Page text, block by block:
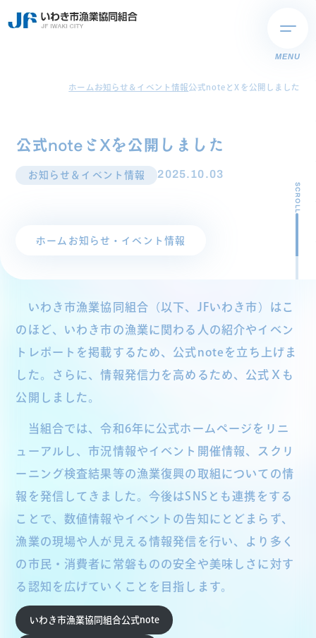
MENU
ホーム お知らせ＆イベント情報公式noteとXを公開しました
公式noteとXを公開しました
お知らせ＆イベント情報 2025.10.03
ホーム お知らせ・イベント情報
SCROLL
いわき市漁業協同組合（以下、JFいわき市）はこ
のほど、いわき市の漁業に関わる人の紹介やイベン
トレポートを掲載するため、公式noteを立ち上げま
した。さらに、情報発信力を高めるため、公式Ｘも
公開しました。
当組合では、令和6年に公式ホームページをリニ
ューアルし、市況情報やイベント開催情報、スクリ
ーニング検査結果等の漁業復興の取組についての情
報を発信してきました。今後はSNSとも連携をする
ことで、数値情報やイベントの告知にとどまらず、
漁業の現場や人が見える情報発信を行い、より多く
の市民・消費者に常磐ものの安全や美味しさに対す
る認知を広げていくことを目指します。
いわき市漁業協同組合公式note